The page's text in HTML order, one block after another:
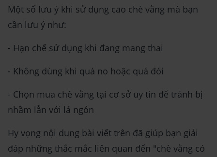
Một số lưu ý khi sử dụng cao chè vằng mà bạn
cần lưu ý như:
- Hạn chế sử dụng khi đang mang thai
- Không dùng khi quá no hoặc quá đói
- Chọn mua chè vằng tại cơ sở uy tín để tránh bị
nhầm lẫn với lá ngón
Hy vọng nội dung bài viết trên đã giúp bạn giải
đáp những thắc mắc liên quan đến "chè vằng có